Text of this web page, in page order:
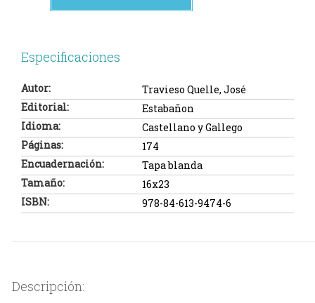
Especificaciones
Autor:
Travieso Quelle, José
Editorial:
Estabañon
Idioma:
Castellano y Gallego
Páginas:
174
Encuadernación:
Tapa blanda
Tamaño:
16x23
ISBN:
978-84-613-9474-6
Descripción: